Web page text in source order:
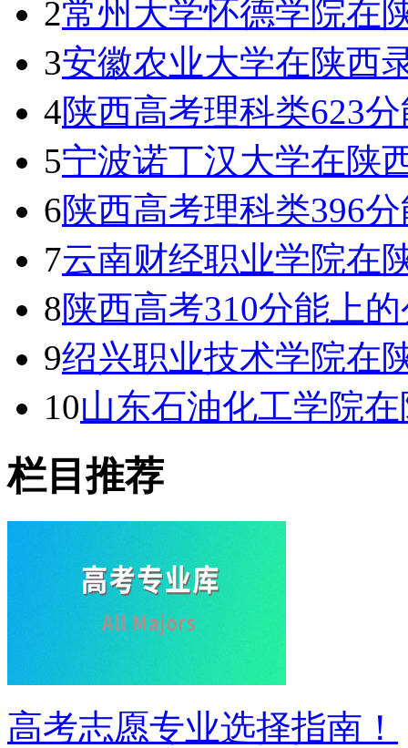
2常州大学怀德学院在
3安徽农业大学在陕西
4陕西高考理科类623
5宁波诺丁汉大学在陕
6陕西高考理科类396
7云南财经职业学院在
8陕西高考310分能上
9绍兴职业技术学院在
10山东石油化工学院
栏目推荐
高考志愿专业选择指南！